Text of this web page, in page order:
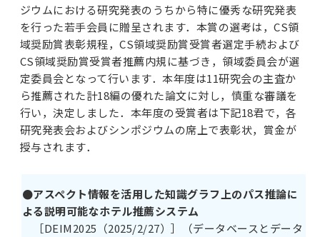
ジウムにおける研究発表のうちから特に優秀な研究発表
を行った若手会員に贈呈されます．本賞の選考は，CS領
域奨励賞表彰規程，CS領域奨励賞受賞者選定手続および
CS領域奨励賞受賞者推薦内規に基づき，領域委員会が選
定委員会となって行います．本年度は11研究会の主査か
ら推薦された計18編の優れた論文に対し，慎重な審議を
行い，決定しました．本年度の受賞者は下記18君で，各
研究発表会およびシンポジウムの席上で表彰状，賞金が
授与されます．
●アスペクト情報を活用した知識グラフ上のパス推論に
よる説明可能なホテル推薦システム
［DEIM2025（2025/2/27）］（データベースとデータ